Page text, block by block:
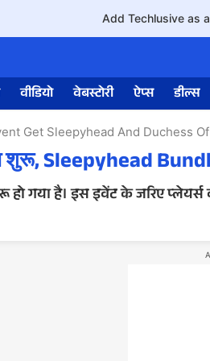
Add Techlusive as
वीडियो वेबस्टोरी ऐप्स डील्स
Get Sleepyhead And Duchess
Sleepyhead Bundle
हो गया है। इस इवेंट के जरिए